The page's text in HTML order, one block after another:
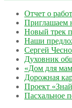
Отчет о
Приглашаем
Новый трек
Наши
Сергей
Духовник
«Дом для
Дорожная
Проект
Пасхальное